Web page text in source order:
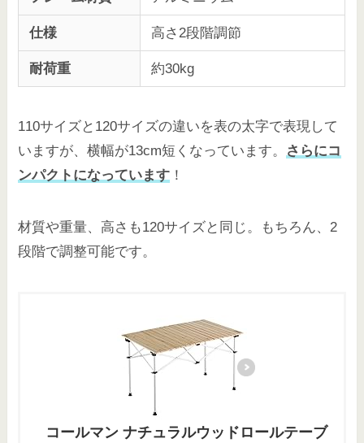
仕様 高さ2段階調節
耐荷重 約30kg
110サイズと120サイズの違いを表の太字で表現して
いますが、横幅が13cm短くなっています。 さらにコ
ンパクトになっています ！
材質や重量、高さも120サイズと同じ。もちろん、2
段階で調整可能です。
コールマン ナチュラルウッドロールテーブ